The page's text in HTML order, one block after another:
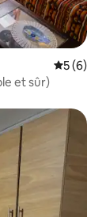
5 (6)
et sûr)